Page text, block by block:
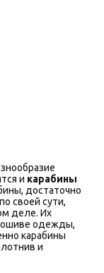
и карабины
достаточно
своей сути,
деле. Их
одежды,
карабины
и